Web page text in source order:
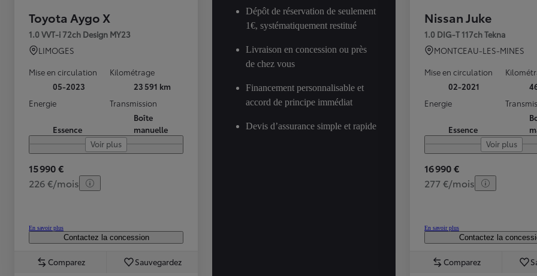
Toyota Aygo X
1.0 VVT-i 72ch Design MY23
LIMOGES
Mise en circulation
05-2023
Kilométrage
23 591 km
Energie
Essence
Transmission
Boîte
manuelle
Voir plus
15 990 €
226 €/mois
En savoir plus
Contactez la concession
Comparez Sauvegardez
Dépôt de réservation de seulement
1€, systématiquement restitué
Livraison en concession ou près
de chez vous
Financement personnalisable et
accord de principe immédiat
Devis d’assurance simple et rapide
Nissan Juke
1.0 DIG-T 117ch Tekna
MONTCEAU-LES-MINES
Mise en circulation
02-2021
Energie
Essence
Voir plus
16 990 €
277 €/mois
En savoir plus
Contactez la
Comparez